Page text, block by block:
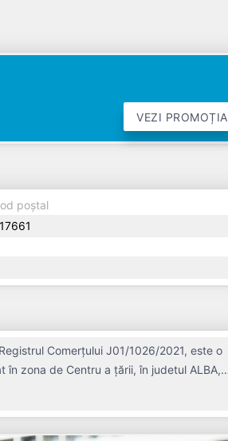
VEZI PROMOȚIA
poștal
Comerțului J01/1026/2021, este o
zona de Centru a țării, în judetul ALBA,